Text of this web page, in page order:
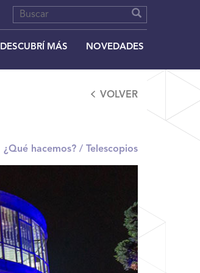
DESCUBRÍ MÁS NOVEDADES
VOLVER
¿Qué hacemos? / Telescopios